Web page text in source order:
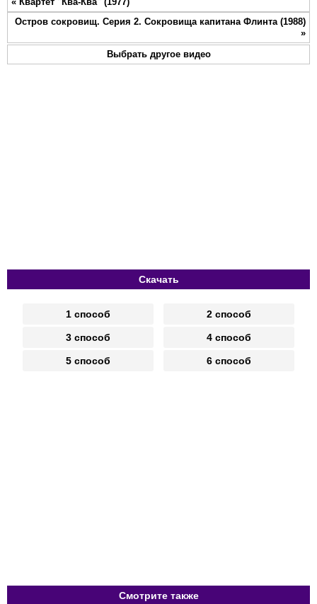
Остров сокровищ. Серия 2. Сокровища капитана Флинта (1988)
»
Выбрать другое видео
Скачать
1 способ 2 способ
3 способ 4 способ
5 способ 6 способ
Смотрите также